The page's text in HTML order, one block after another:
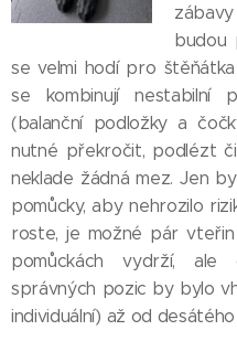
budou
se velmi hodí pro
se kombinují nestabilní
(balanční podložky a
nutné překročit, podlézt
neklade žádná mez. Jen
pomůcky, aby nehrozilo
roste, je možné pár
pomůckách vydrží, ale
správných pozic by bylo
individuální) až od